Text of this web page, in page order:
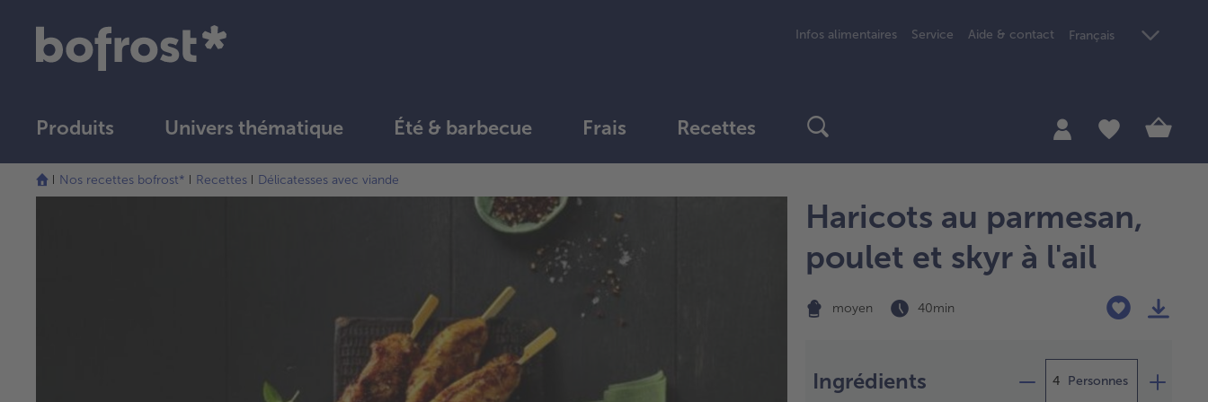
Infos alimentaires Service Aide & contact Français
Produits Univers thématique Été & barbecue Frais Recettes
Nos recettes bofrost* Recettes Délicatesses avec viande
Haricots au parmesan,
poulet et skyr à l'ail
moyen 40 min
Ingrédients Personnes